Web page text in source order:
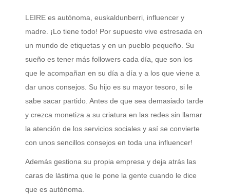
LEIRE es autónoma, euskaldunberri, influencer y
madre. ¡Lo tiene todo! Por supuesto vive estresada en
un mundo de etiquetas y en un pueblo pequeño. Su
sueño es tener más followers cada día, que son los
que le acompañan en su día a día y a los que viene a
dar unos consejos. Su hijo es su mayor tesoro, si le
sabe sacar partido. Antes de que sea demasiado tarde
y crezca monetiza a su criatura en las redes sin llamar
la atención de los servicios sociales y así se convierte
con unos sencillos consejos en toda una influencer!
Además gestiona su propia empresa y deja atrás las
caras de lástima que le pone la gente cuando le dice
que es autónoma.